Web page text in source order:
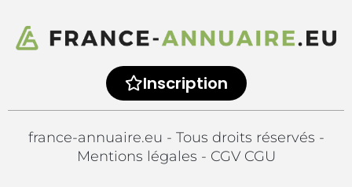
Inscription
france-annuaire.eu - Tous droits réservés -
Mentions légales - CGV CGU